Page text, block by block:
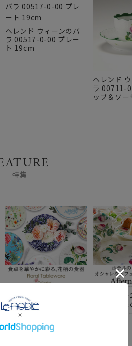
ヘレンド ウィーンのバ
ラ 00517-0-00 プレー
ト 19cm
ヘレンド
ラ 00711-
ップ＆ソ
特集
食卓にも明るく花のある
生活を 花柄テーブルウ
ェア
ブランド
おうちで
ヌーンテ